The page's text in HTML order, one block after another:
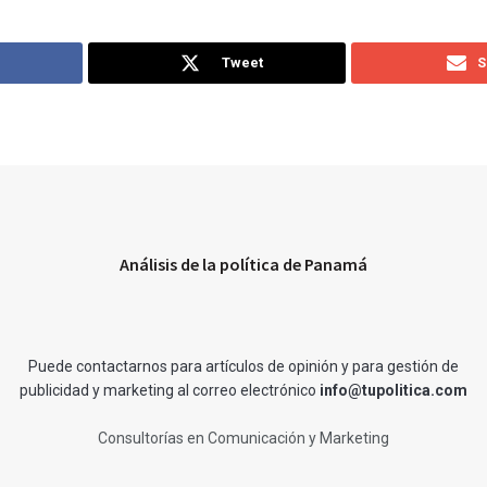
Tweet
Análisis de la política de Panamá
Puede contactarnos para artículos de opinión y para gestión de
publicidad y marketing al correo electrónico info@tupolitica.com
Consultorías en Comunicación y Marketing